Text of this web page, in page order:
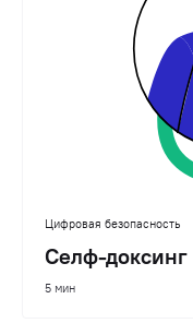
Цифровая безопасность
Cелф-доксинг
5 мин